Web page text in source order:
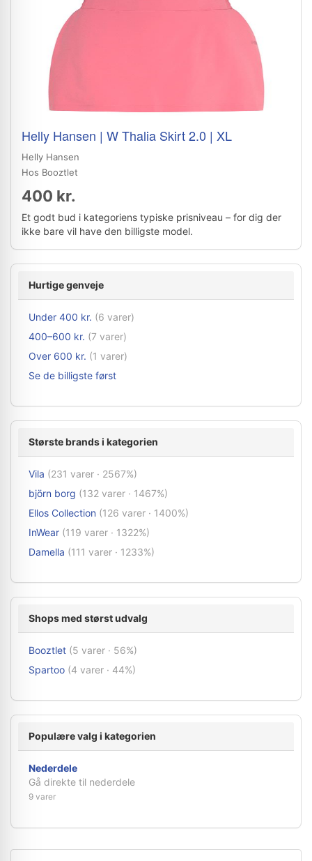
Helly Hansen | W Thalia Skirt 2.0 | XL
Helly Hansen
Hos Booztlet
400 kr.
Et godt bud i kategoriens typiske prisniveau – for dig der
ikke bare vil have den billigste model.
Hurtige genveje
Under 400 kr. (6 varer)
400–600 kr. (7 varer)
Over 600 kr. (1 varer)
Se de billigste først
Største brands i kategorien
Vila (231 varer · 2567%)
björn borg (132 varer · 1467%)
Ellos Collection (126 varer · 1400%)
InWear (119 varer · 1322%)
Damella (111 varer · 1233%)
Shops med størst udvalg
Booztlet (5 varer · 56%)
Spartoo (4 varer · 44%)
Populære valg i kategorien
Nederdele
Gå direkte til nederdele
9 varer